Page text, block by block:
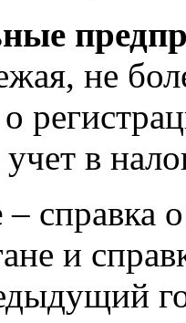
не
о
в
– справка
и